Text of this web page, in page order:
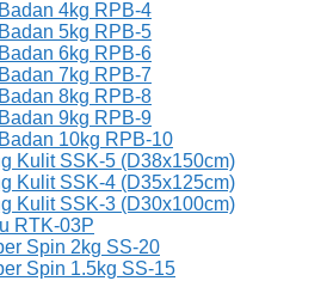
4kg RPB-4
5kg RPB-5
6kg RPB-6
7kg RPB-7
8kg RPB-8
9kg RPB-9
10kg RPB-10
Kulit SSK-5 (D38x150cm)
Kulit SSK-4 (D35x125cm)
Kulit SSK-3 (D30x100cm)
RTK-03P
Spin 2kg SS-20
Spin 1.5kg SS-15